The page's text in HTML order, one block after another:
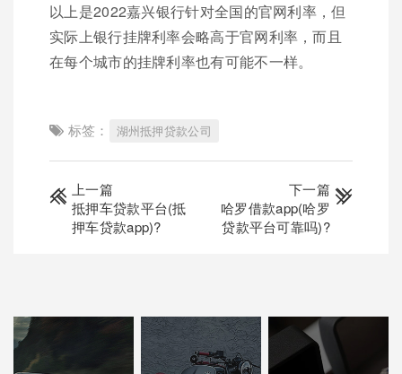
以上是2022嘉兴银行针对全国的官网利率，但
实际上银行挂牌利率会略高于官网利率，而且
在每个城市的挂牌利率也有可能不一样。
标签： 湖州抵押贷款公司
上一篇
抵押车贷款平台(抵
押车贷款app)?
下一篇
哈罗借款app(哈罗
贷款平台可靠吗)?